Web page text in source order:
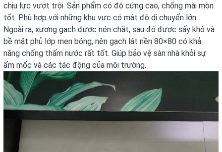
chịu lực vượt trội. Sản phẩm có độ cứng cao, chống mài mòn
tốt. Phù hợp với những khu vực có mật độ di chuyển lớn.
Ngoài ra, xương gạch được nén chặt, sau đó được sấy khô và
bề mặt phủ lớp men bóng, nên gạch lát nền 80×80 có khả
năng chống thấm nước rất tốt. Giúp bảo vệ sàn nhà khỏi sự
ẩm mốc và các tác động của môi trường.